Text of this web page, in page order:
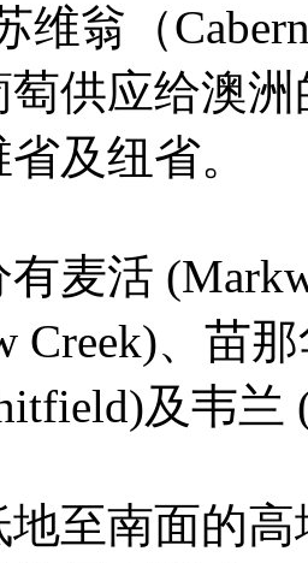
维翁（
萄供应给澳
及纽省。
麦活
Creek)、苗
及韦兰
地至南面的